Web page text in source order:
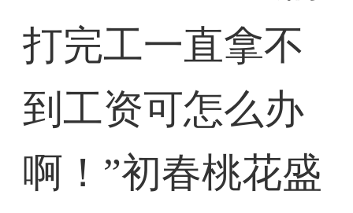
打完工一直拿不
到工资可怎么办
啊！”初春桃花盛